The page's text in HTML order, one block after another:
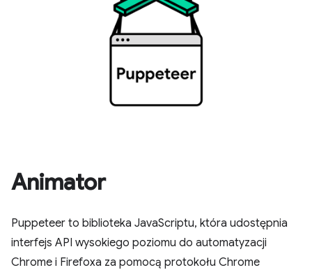
Animator
Puppeteer to biblioteka JavaScriptu, która udostępnia
interfejs API wysokiego poziomu do automatyzacji
Chrome i Firefoxa za pomocą protokołu Chrome